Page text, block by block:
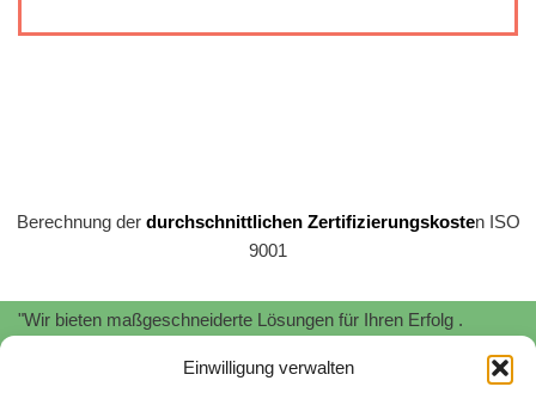
Einwilligung verwalten
Berechnung der durchschnittlichen Zertifizierungskosten ISO
9001
"Wir bieten maßgeschneiderte Lösungen für Ihren Erfolg .
"Wir unterstützen Sie bei der Implementierung und Zertifizierung